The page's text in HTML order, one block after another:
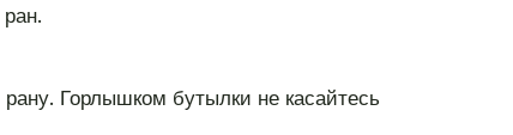
Горлышком бутылки не касайтесь